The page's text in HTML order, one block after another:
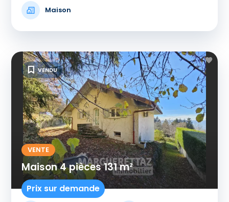
Maison
VENTE
Maison 4 pièces 131 m²
Prix sur demande
VENDU